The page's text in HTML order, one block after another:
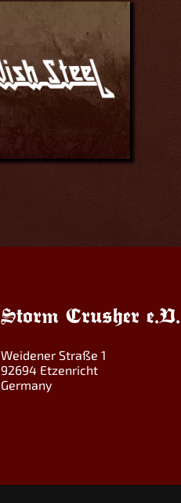
Storm Crusher e.V.
Weidener Straße 1
92694 Etzenricht
Germany